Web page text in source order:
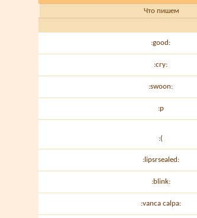
Что пишем
:good:
:cry:
:swoon:
:p
:(
:lipsrsealed:
:blink:
:vanca calpa: